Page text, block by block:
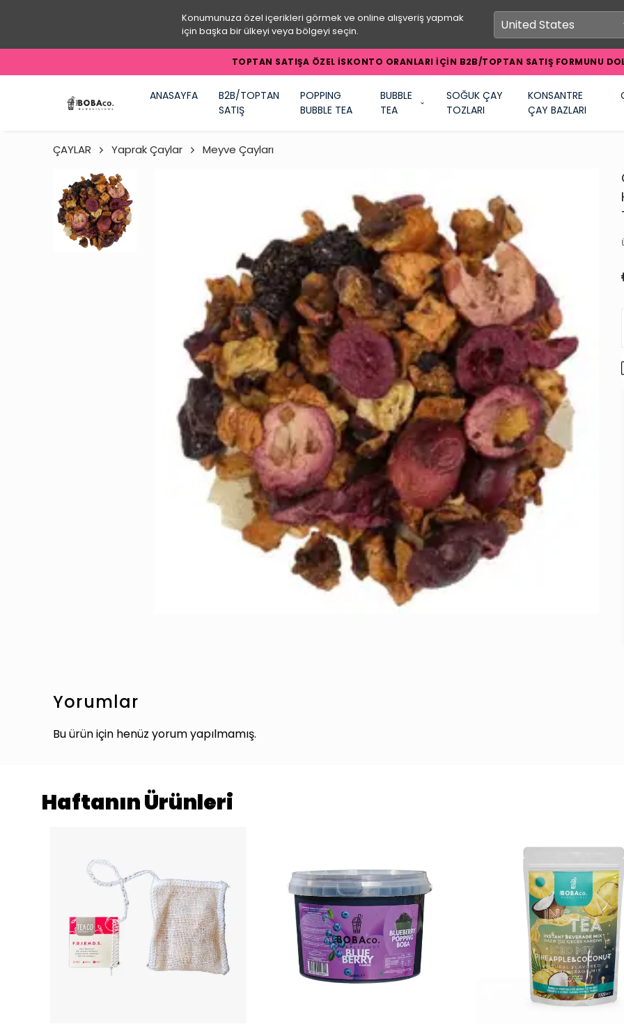
Konumunuza özel içerikleri görmek ve online alışveriş yapmak
için başka bir ülkeyi veya bölgeyi seçin.
TOPTAN SATIŞA ÖZEL İSKONTO ORANLARI İÇİN B2B/TOPTAN SATIŞ FORMUNU
ANASAYFA
B2B/TOPTAN
SATIŞ
POPPING
BUBBLE TEA
BUBBLE
TEA
SOĞUK ÇAY
TOZLARI
KONSANTRE
ÇAY BAZLARI
ÇAYLAR Yaprak Çaylar Meyve Çayları
Yorumlar
Bu ürün için henüz yorum yapılmamış.
Haftanın Ürünleri